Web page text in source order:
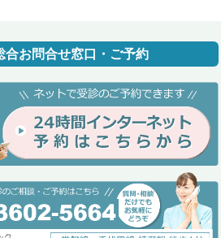
合お問合せ窓口・ご予約